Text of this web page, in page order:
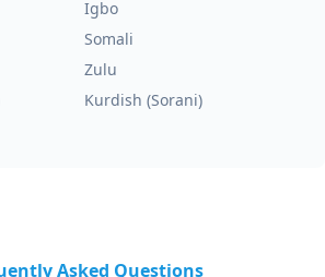
Igbo
Somali
Zulu
Kurdish (Sorani)
Asked Questions